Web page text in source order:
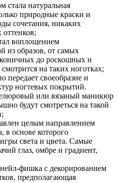
стала натуральная
природные краски и
сочетания, никаких
воплощением
из образов, от самых
до роскошных и
на таких ноготках;
передает своеобразие и
ногтевых покрытий.
или вязаный маникюр
будут смотреться на такой
целым направлением
в основе которого
света и цвета. Самые
глаз, омбре и градиент,
нейл-фишка с декорированием
предполагающая